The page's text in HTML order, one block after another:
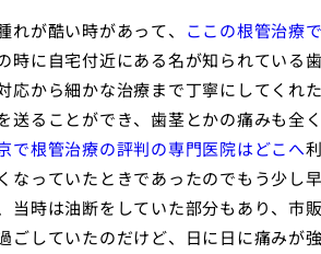
れが酷い時があって、
ここの根管治療
時に自宅付近にある名が知られている
応から細かな治療まで丁寧にしてくれ
送ることができ、歯茎とかの痛みも全
で根管治療の評判の専門医院はどこへ
なっていたときであったのでもう少し
当時は油断をしていた部分もあり、市
ごしていたのだけど、日に日に痛みが